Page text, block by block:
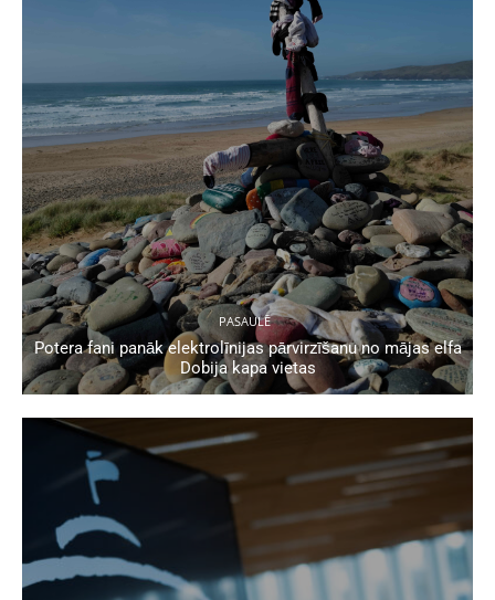
PASAULĒ
Potera fani panāk elektrolīnijas pārvirzīšanu no mājas elfa
Dobija kapa vietas